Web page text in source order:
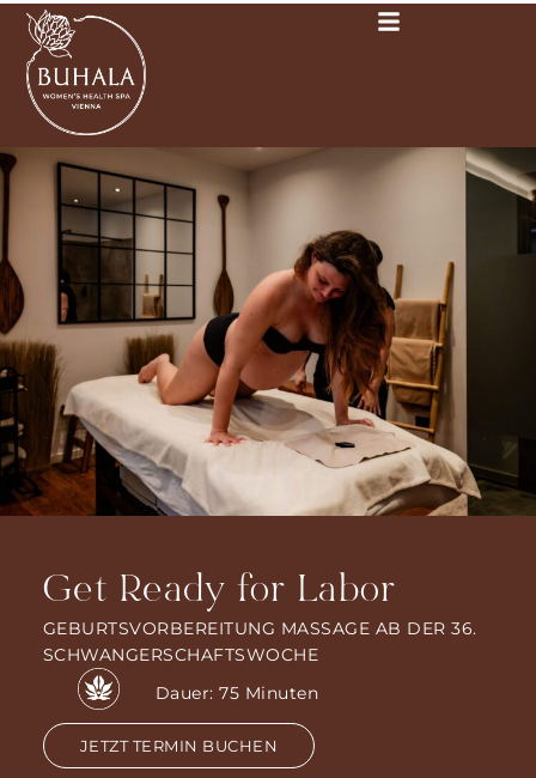
Get Ready for Labor
GEBURTSVORBEREITUNG MASSAGE AB DER 36.
SCHWANGERSCHAFTSWOCHE
Dauer: 75 Minuten
JETZT TERMIN BUCHEN